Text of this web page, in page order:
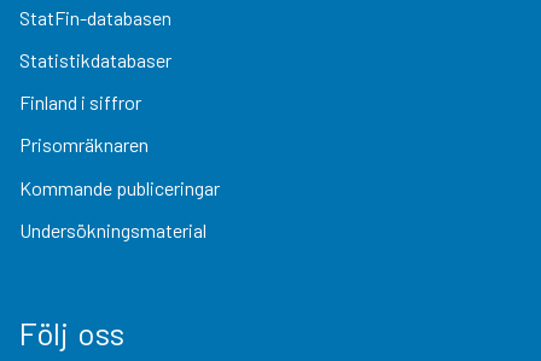
StatFin-databasen
Statistikdatabaser
Finland i siffror
Prisomräknaren
Kommande publiceringar
Undersökningsmaterial
Följ oss